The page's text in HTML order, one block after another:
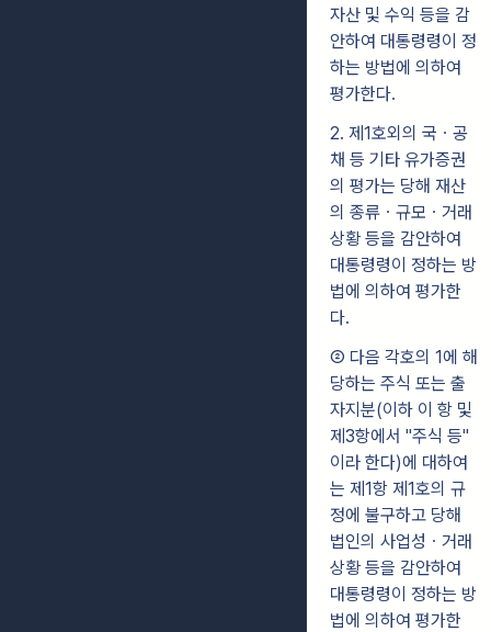
자산 및 수익 등을 감
안하여 대통령령이 정
하는 방법에 의하여
평가한다.
2. 제1호외의 국ㆍ공
채 등 기타 유가증권
의 평가는 당해 재산
의 종류ㆍ규모ㆍ거래
상황 등을 감안하여
대통령령이 정하는 방
법에 의하여 평가한
다.
② 다음 각호의 1에 해
당하는 주식 또는 출
자지분(이하 이 항 및
제3항에서 "주식 등"
이라 한다)에 대하여
는 제1항 제1호의 규
정에 불구하고 당해
법인의 사업성ㆍ거래
상황 등을 감안하여
대통령령이 정하는 방
법에 의하여 평가한